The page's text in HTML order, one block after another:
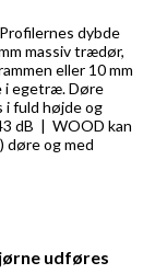
dybde
massiv trædør,
eller 10 mm
i egetræ. Døre
i fuld højde og
dB | WOOD kan
og med
udføres